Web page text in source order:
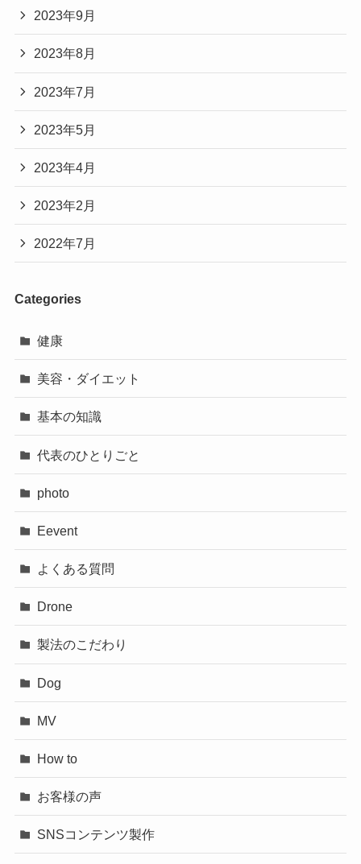
2023年9月
2023年8月
2023年7月
2023年5月
2023年4月
2023年2月
2022年7月
Categories
健康
美容・ダイエット
基本の知識
代表のひとりごと
photo
Eevent
よくある質問
Drone
製法のこだわり
Dog
MV
How to
お客様の声
SNSコンテンツ製作